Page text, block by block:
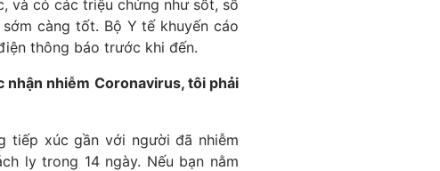
và có các triệu chứng như sốt, sổ
càng tốt. Bộ Y tế khuyến cáo
thông báo trước khi đến.
nhận nhiễm Coronavirus, tôi phải
tiếp xúc gần với người đã nhiễm
ly trong 14 ngày. Nếu bạn nằm